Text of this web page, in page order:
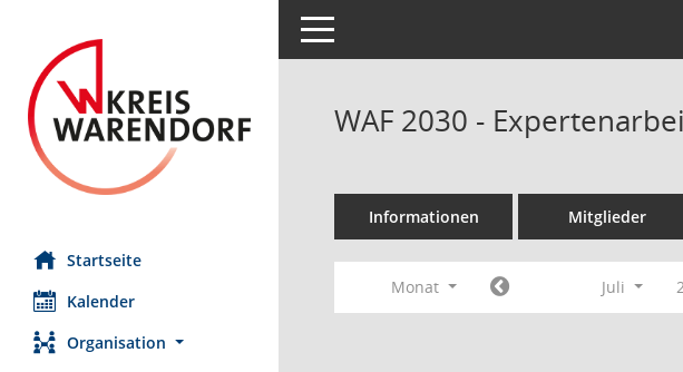
Startseite
Kalender
Organisation
Toggle navigation
WAF 2030 -
Informationen Mitglieder
Monat Juli